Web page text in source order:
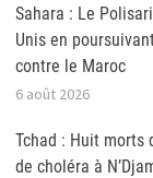
Sahara : Le
Unis en
contre le Maroc
6 août 2026
Tchad : Huit morts
de choléra à